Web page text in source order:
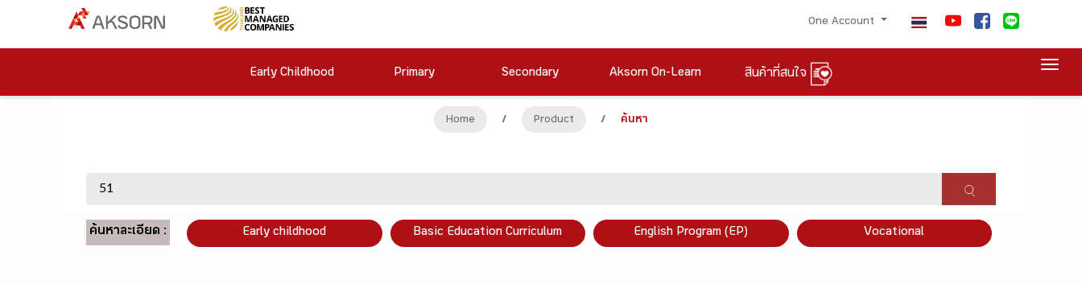
One Account
Early Childhood Primary Secondary Aksorn On-Learn สินค้าที่สนใจ
Home / Product / ค้นหา
ค้นหาละเอียด : Early childhood Basic Education Curriculum English Program (EP) Vocational